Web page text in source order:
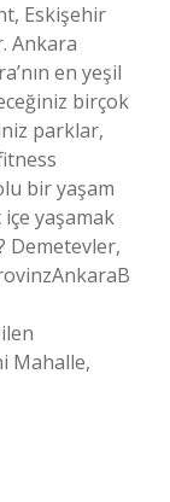
Eskişehir
Ankara
en yeşil
birçok
parklar,
bir yaşam
içe yaşamak
Demetevler,
Mahalle,